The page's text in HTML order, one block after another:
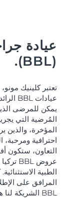
عيادة
(BBL).
تعتبر كلينيك
يمكن للمرضى
المُرضية التي
المؤخرة، والذين
احترافية ومرحبة،
المرافق على
BBL الشريكة لنا هي بلا شك الأكثر قدرة وتجهيزًا.